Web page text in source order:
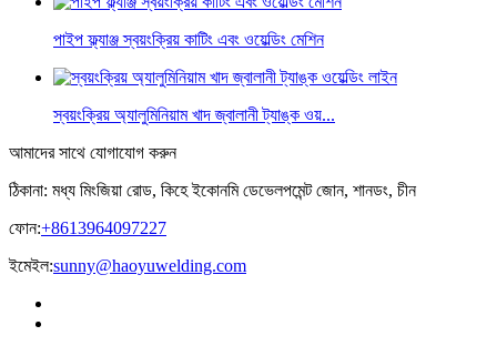
পাইপ ফ্ল্যাঞ্জ স্বয়ংক্রিয় কাটিং এবং ওয়েল্ডিং মেশিন
স্বয়ংক্রিয় অ্যালুমিনিয়াম খাদ জ্বালানী ট্যাঙ্ক ওয়...
আমাদের সাথে যোগাযোগ করুন
ঠিকানা: মধ্য মিংজিয়া রোড, কিহে ইকোনমি ডেভেলপমেন্ট জোন, শানডং, চীন
ফোন:+8613964097227
ইমেইল:sunny@haoyuwelding.com